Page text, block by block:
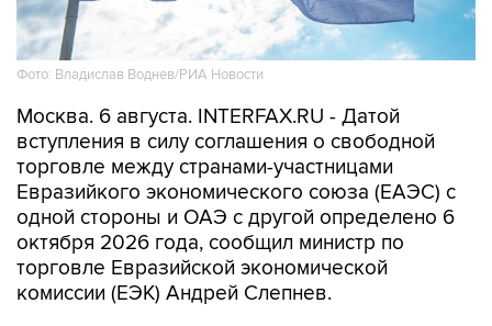
Фото: Владислав Воднев/РИА Новости
Москва. 6 августа. INTERFAX.RU - Датой
вступления в силу соглашения о свободной
торговле между странами-участницами
Евразийкого экономического союза (ЕАЭС) с
одной стороны и ОАЭ с другой определено 6
октября 2026 года, сообщил министр по
торговле Евразийской экономической
комиссии (ЕЭК) Андрей Слепнев.